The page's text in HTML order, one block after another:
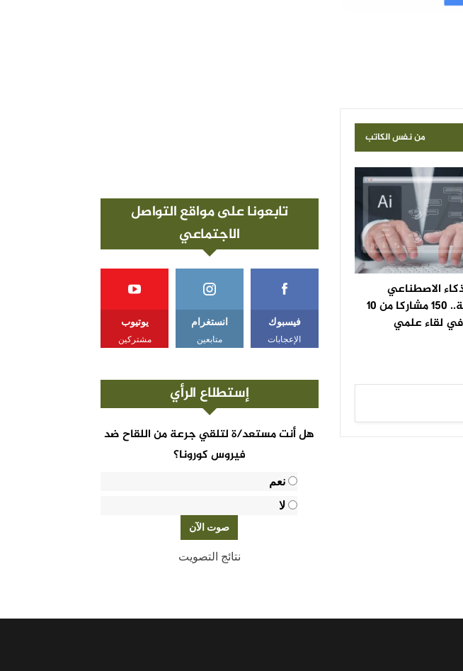
من نفس الكاتب
الاصطناعي
والاستدامة.. 150 مشاركا من 10
لقاء علمي
تابعونا على مواقع التواصل
الاجتماعي
فيسبوك
الإعجابات
انستغرام
متابعين
يوتيوب
مشتركين
إستطلاع الرأي
هل أنت مستعد/ة لتلقي جرعة من اللقاح ضد
فيروس كورونا؟
نعم
لا
نتائج التصويت